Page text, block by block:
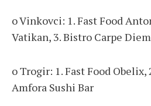
o Vinkovci: 1. Fast Food
Vatikan, 3. Bistro Carpe Diem
o Trogir: 1. Fast Food
Amfora Sushi Bar